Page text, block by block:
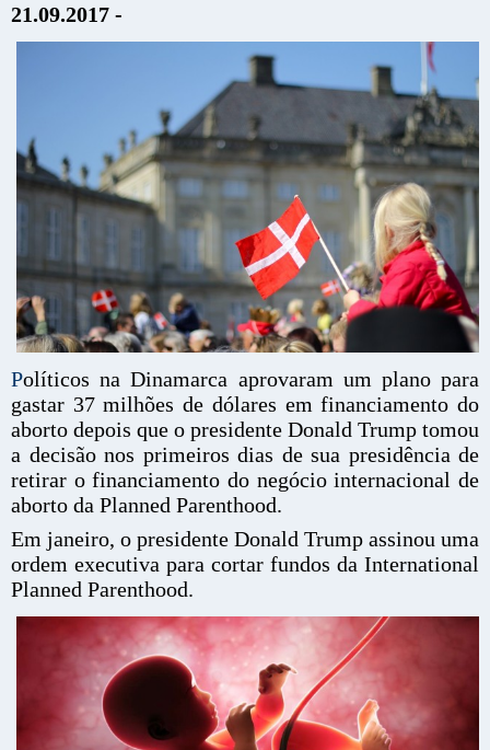
21.09.2017 -
Políticos na Dinamarca aprovaram um plano para
gastar 37 milhões de dólares em financiamento do
aborto depois que o presidente Donald Trump tomou
a decisão nos primeiros dias de sua presidência de
retirar o financiamento do negócio internacional de
aborto da Planned Parenthood.
Em janeiro, o presidente Donald Trump assinou uma
ordem executiva para cortar fundos da International
Planned Parenthood.